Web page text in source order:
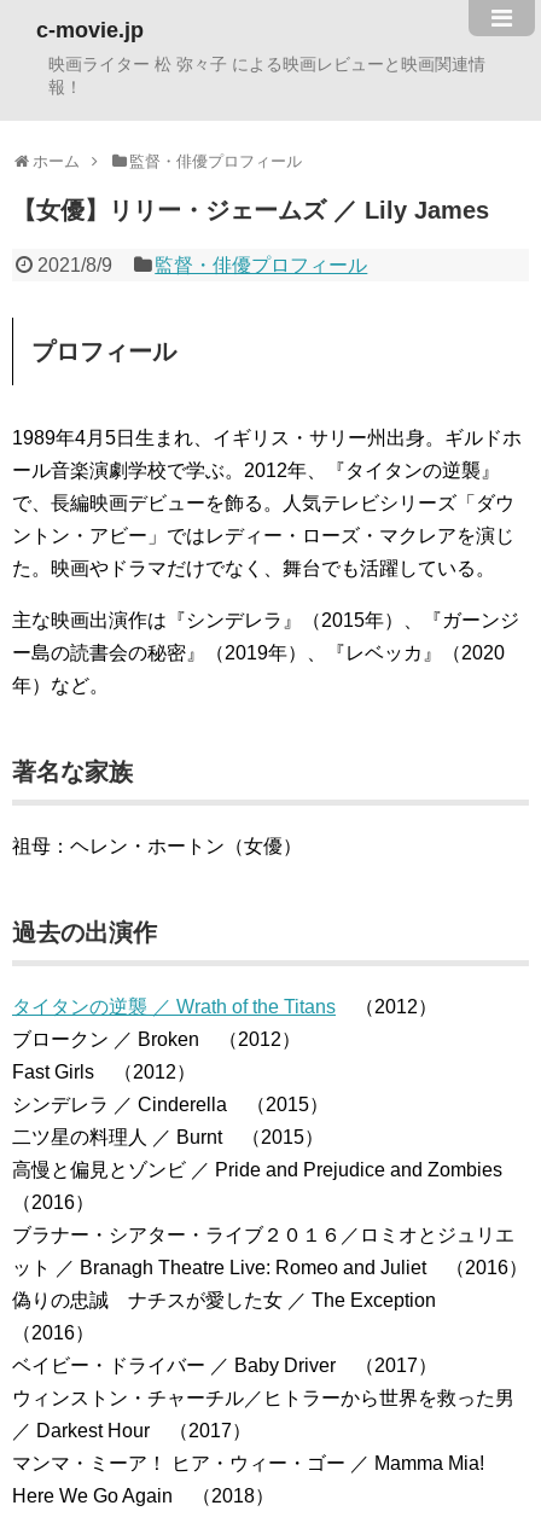
c-movie.jp
映画ライター 松 弥々子 による映画レビューと映画関連情
報！
ホーム 監督・俳優プロフィール
【女優】リリー・ジェームズ ／ Lily James
2021/8/9 監督・俳優プロフィール
プロフィール
1989年4月5日生まれ、イギリス・サリー州出身。ギルドホ
ール音楽演劇学校で学ぶ。2012年、『タイタンの逆襲』
で、長編映画デビューを飾る。人気テレビシリーズ「ダウ
ントン・アビー」ではレディー・ローズ・マクレアを演じ
た。映画やドラマだけでなく、舞台でも活躍している。
主な映画出演作は『シンデレラ』（2015年）、『ガーンジ
ー島の読書会の秘密』（2019年）、『レベッカ』（2020
年）など。
著名な家族
祖母：ヘレン・ホートン（女優）
過去の出演作
タイタンの逆襲 ／ Wrath of the Titans （2012）
ブロークン ／ Broken （2012）
Fast Girls （2012）
シンデレラ ／ Cinderella （2015）
二ツ星の料理人 ／ Burnt （2015）
高慢と偏見とゾンビ ／ Pride and Prejudice and Zombies
（2016）
ブラナー・シアター・ライブ２０１６／ロミオとジュリエ
ット ／ Branagh Theatre Live: Romeo and Juliet （2016）
偽りの忠誠 ナチスが愛した女 ／ The Exception
（2016）
ベイビー・ドライバー ／ Baby Driver （2017）
ウィンストン・チャーチル／ヒトラーから世界を救った男
／ Darkest Hour （2017）
マンマ・ミーア！ ヒア・ウィー・ゴー ／ Mamma Mia!
Here We Go Again （2018）